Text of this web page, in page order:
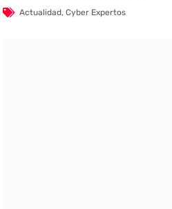
Actualidad,Cyber Expertos